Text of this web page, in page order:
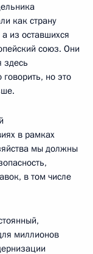
как страну
из оставшихся
союз. Они
здесь
но это
в рамках
мы должны
в том числе
миллионов